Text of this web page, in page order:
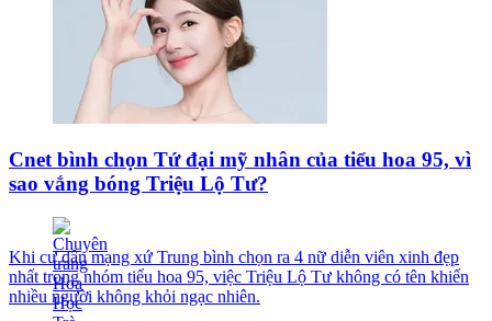
Cnet bình chọn Tứ đại mỹ nhân của tiểu hoa 95, vì
sao vắng bóng Triệu Lộ Tư?
Khi cư dân mạng xứ Trung bình chọn ra 4 nữ diễn viên xinh đẹp
nhất trong nhóm tiểu hoa 95, việc Triệu Lộ Tư không có tên khiến
nhiều người không khỏi ngạc nhiên.